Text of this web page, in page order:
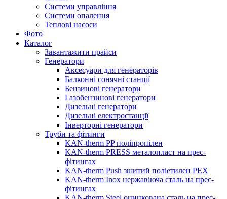
Системи управління
Системи опалення
Теплові насоси
Фото
Каталог
Завантажити прайси
Генератори
Аксесуари для генераторів
Балконні сонячні станції
Бензинові генератори
Газобензинові генератори
Дизельні генератори
Дизельні електростанції
Інверторні генератори
Труби та фітинги
KAN-therm PP поліпропілен
KAN-therm PRESS металопласт на прес-
фітингах
KAN-therm Push зшитий поліетилен PEX
KAN-therm Inox нержавіюча сталь на прес-
фітингах